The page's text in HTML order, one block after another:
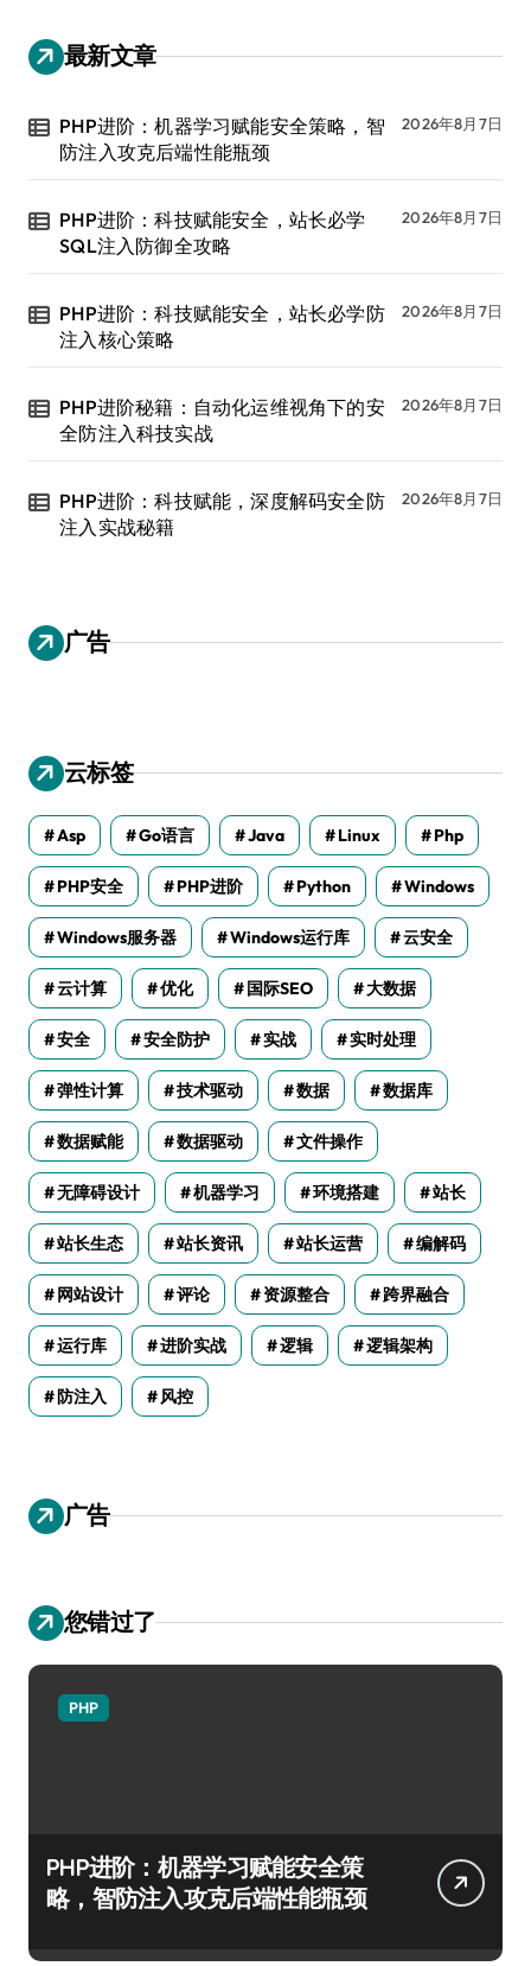
最新文章
PHP进阶：机器学习赋能安全策略，智
防注入攻克后端性能瓶颈
2026年8月7日
PHP进阶：科技赋能安全，站长必学
SQL注入防御全攻略
2026年8月7日
PHP进阶：科技赋能安全，站长必学防
注入核心策略
2026年8月7日
PHP进阶秘籍：自动化运维视角下的安
全防注入科技实战
2026年8月7日
PHP进阶：科技赋能，深度解码安全防
注入实战秘籍
2026年8月7日
广告
云标签
Asp Go语言 Java Linux Php
PHP安全 PHP进阶 Python Windows
Windows服务器 Windows运行库 云安全
云计算 优化 国际SEO 大数据
安全 安全防护 实战 实时处理
弹性计算 技术驱动 数据 数据库
数据赋能 数据驱动 文件操作
无障碍设计 机器学习 环境搭建 站长
站长生态 站长资讯 站长运营 编解码
网站设计 评论 资源整合 跨界融合
运行库 进阶实战 逻辑 逻辑架构
防注入 风控
广告
您错过了
PHP
PHP进阶：机器学习赋能安全策
略，智防注入攻克后端性能瓶颈